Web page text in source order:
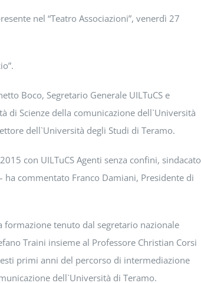
nel “Teatro Associazioni”, venerdì 27
Boco, Segretario Generale UILTuCS e
di Scienze della comunicazione dell`Università
dell`Università degli Studi di Teramo.
con UILTuCS Agenti senza confini, sindacato
ha commentato Franco Damiani, Presidente di
formazione tenuto dal segretario nazionale
Traini insieme al Professore Christian Corsi
primi anni del percorso di intermediazione
dell`Università di Teramo.